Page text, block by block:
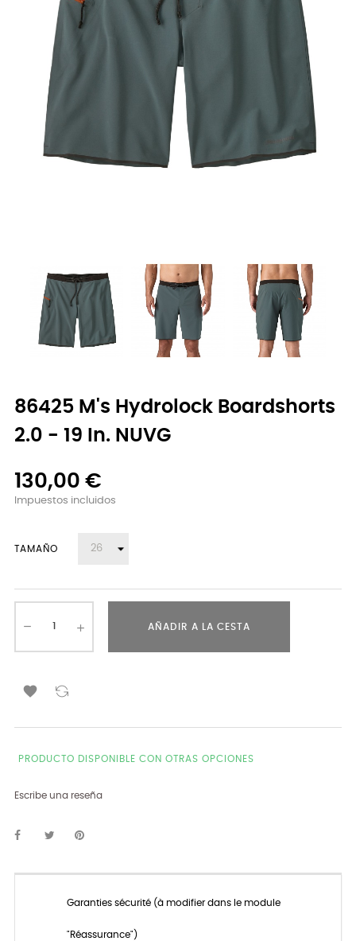
86425 M's Hydrolock Boardshorts
2.0 - 19 In. NUVG
130,00 €
Impuestos incluidos
TAMAÑO
AÑADIR A LA CESTA

PRODUCTO DISPONIBLE CON OTRAS OPCIONES
Escribe una reseña
Garanties sécurité (à modifier dans le module
"Réassurance")